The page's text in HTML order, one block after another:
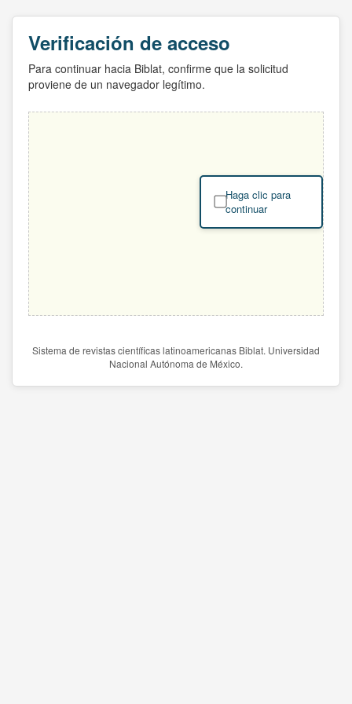
Verificación de acceso
Para continuar hacia Biblat, confirme que la solicitud
proviene de un navegador legítimo.
Haga clic para
continuar
Sistema de revistas científicas latinoamericanas Biblat. Universidad
Nacional Autónoma de México.